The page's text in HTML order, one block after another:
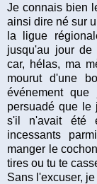
Je connais bien
ainsi dire né sur
la ligue
jusqu'au jour de
car, hélas, ma
mourut d'une
événement
persuadé que le
s'il n'avait été
incessants
manger le
tires ou tu te
Sans l'excuser,